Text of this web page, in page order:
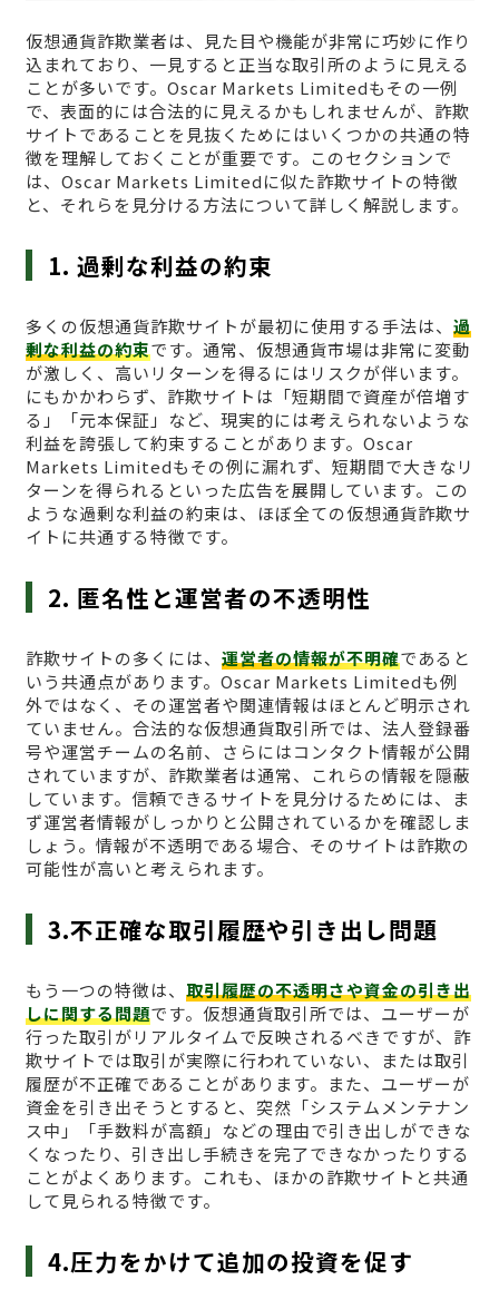
仮想通貨詐欺業者は、見た目や機能が非常に巧妙に作り
込まれており、一見すると正当な取引所のように見える
ことが多いです。Oscar Markets Limitedもその一例
で、表面的には合法的に見えるかもしれませんが、詐欺
サイトであることを見抜くためにはいくつかの共通の特
徴を理解しておくことが重要です。このセクションで
は、Oscar Markets Limitedに似た詐欺サイトの特徴
と、それらを見分ける方法について詳しく解説します。
1. 過剰な利益の約束
多くの仮想通貨詐欺サイトが最初に使用する手法は、 過
剰な利益の約束です。通常、仮想通貨市場は非常に変動
が激しく、高いリターンを得るにはリスクが伴います。
にもかかわらず、詐欺サイトは「短期間で資産が倍増す
る」「元本保証」など、現実的には考えられないような
利益を誇張して約束することがあります。Oscar
Markets Limitedもその例に漏れず、短期間で大きなリ
ターンを得られるといった広告を展開しています。この
ような過剰な利益の約束は、ほぼ全ての仮想通貨詐欺サ
イトに共通する特徴です。
2. 匿名性と運営者の不透明性
詐欺サイトの多くには、 運営者の情報が不明確であると
いう共通点があります。Oscar Markets Limitedも例
外ではなく、その運営者や関連情報はほとんど明示され
ていません。合法的な仮想通貨取引所では、法人登録番
号や運営チームの名前、さらにはコンタクト情報が公開
されていますが、詐欺業者は通常、これらの情報を隠蔽
しています。信頼できるサイトを見分けるためには、ま
ず運営者情報がしっかりと公開されているかを確認しま
しょう。情報が不透明である場合、そのサイトは詐欺の
可能性が高いと考えられます。
3.不正確な取引履歴や引き出し問題
もう一つの特徴は、 取引履歴の不透明さや資金の引き出
しに関する問題です。仮想通貨取引所では、ユーザーが
行った取引がリアルタイムで反映されるべきですが、詐
欺サイトでは取引が実際に行われていない、または取引
履歴が不正確であることがあります。また、ユーザーが
資金を引き出そうとすると、突然「システムメンテナン
ス中」「手数料が高額」などの理由で引き出しができな
くなったり、引き出し手続きを完了できなかったりする
ことがよくあります。これも、ほかの詐欺サイトと共通
して見られる特徴です。
4.圧力をかけて追加の投資を促す